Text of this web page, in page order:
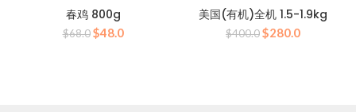
春鸡 800g
$68.0 原
$48.0当
美国(有机)全机 1.5-1.9kg
$400.0原
$280.0当